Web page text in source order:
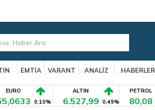
EMTİA VARANT ANALİZ HABERLER
EURO
0,10%
ALTIN
6.527,99 0,49%
PETROL
80,08